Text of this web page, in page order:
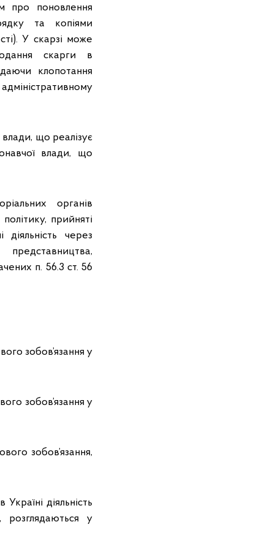
про поновлення
та копіями
У скарзі може
скарги в
клопотання
що реалізує
влади, що
органів
прийняті
через
п. 56.3 ст. 56
зобов’язання у
зобов’язання у
зобов’язання,
діяльність
розглядаються у